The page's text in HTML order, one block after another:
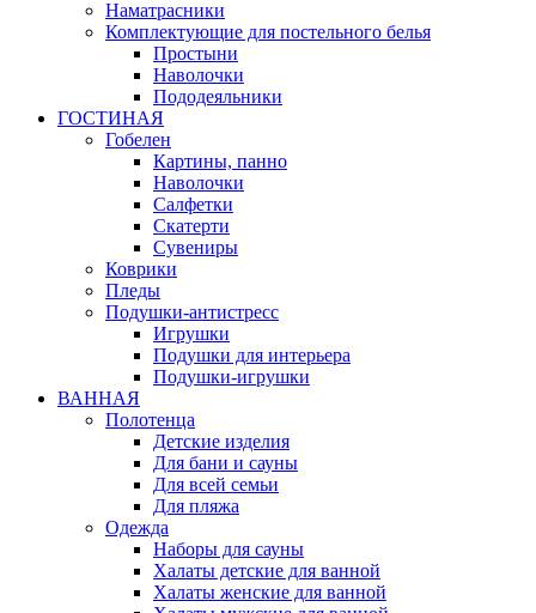
Наматраcники
Комплектующие для постельного белья
Простыни
Наволочки
Пододеяльники
ГОСТИНАЯ
Гобелен
Картины, панно
Наволочки
Салфетки
Скатерти
Сувениры
Коврики
Пледы
Подушки-антистресс
Игрушки
Подушки для интерьера
Подушки-игрушки
ВАННАЯ
Полотенца
Детские изделия
Для бани и сауны
Для всей семьи
Для пляжа
Одежда
Наборы для сауны
Халаты детские для ванной
Халаты женские для ванной